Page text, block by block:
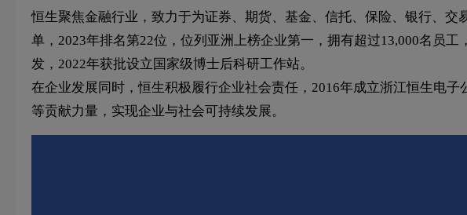
恒生聚焦金融行业，致力于为证券、期货、基金、信托、保险、银行、
单，2023年排名第22位，位列亚洲上榜企业第一，拥有超过13,000名员
发，2022年获批设立国家级博士后科研工作站。
在企业发展同时，恒生积极履行企业社会责任，2016年成立浙江恒生电
等贡献力量，实现企业与社会可持续发展。